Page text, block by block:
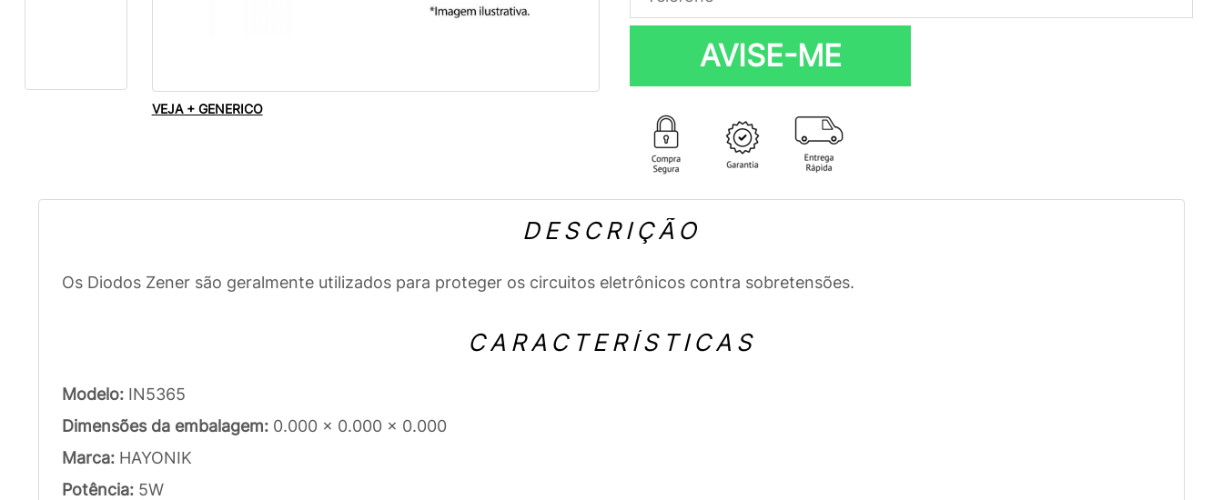
VEJA + GENERICO
AVISE-ME
DESCRIÇÃO
Os Diodos Zener são geralmente utilizados para proteger os circuitos eletrônicos contra sobretensões.
CARACTERÍSTICAS
Modelo: IN5365
Dimensões da embalagem: 0.000 x 0.000 x 0.000
Marca: HAYONIK
Potência: 5W